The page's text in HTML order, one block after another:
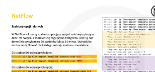
Jeśli na niektórych interfejsach
niektórych na wyjściu, to może
niestety kolektor NetFlow nie
przyjmuje się, że zbieranie
obsługiwane jest od wersji 9, a dla
zbieranie informacji na wejściu.